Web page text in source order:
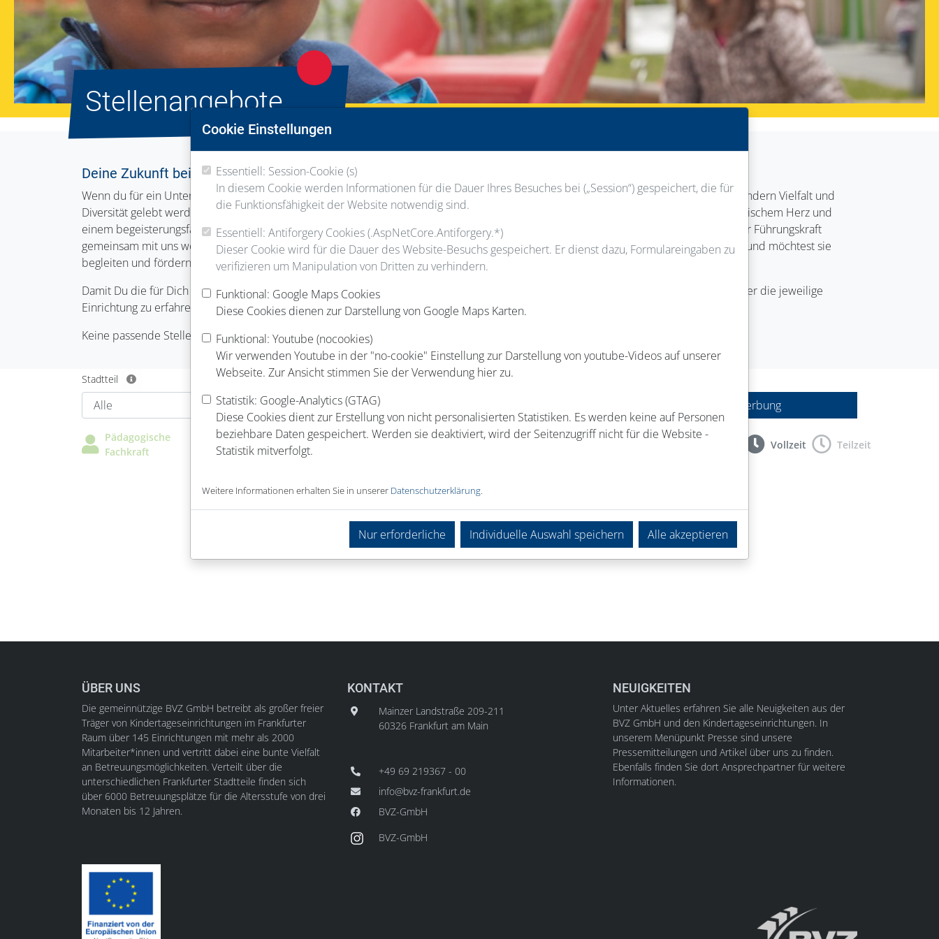
Stellenangebote
Deine Zukunft bei Frankfurts großem freien Kita-Träger!
Wenn du für ein Unternehmen arbeiten willst, bei dem der Mensch im Vordergrund steht, Vielfalt nicht nur eine leere Worthülse ist, sondern Vielfalt und
Diversität gelebt werden, dann bist du bei der BVZ GmbH genau richtig. Wir suchen motivierte, kreative und schlaue Köpfe mit empathischem Herz und
einem begeisterungsfähigen Geist wie dich, die sich mit Neugier, Eigeninitiative und Mut als Berufsanfänger*in, Berufserfahrene*r oder Führungskraft
gemeinsam mit uns weiterentwickeln wollen. Siehst du auch jedes Kind als eine selbstbestimmte und eigenständige Persönlichkeit an und möchtest sie
begleiten und fördern? Dann bist du genau das Puzzleteil, was uns noch gefehlt hat.
Damit Du die für Dich passende(n) Stelle(n) findest, stehen Dir unterschiedliche Such- und Filterfunktionen zur Verfügung. Um mehr über die jeweilige
Einrichtung zu erfahren, klicke einfach auf den Einrichtungsnamen.
Keine passende Stelle gefunden? Kein Problem: Schicke uns gerne Deine Initiativbewerbung.
Stadtteil Einrichtung
Initiativbewerbung
Pädagogische
Fachkraft
Pädagogische
Leitung
Pädagogische
Köchin, Koch,
Ausbildung &
BVZ
Vollzeit Teilzeit
Keine Stellenangebote gefunden!
ÜBER UNS
Die gemeinnützige BVZ GmbH betreibt als großer freier
Träger von Kindertageseinrichtungen im Frankfurter
Raum über 145 Einrichtungen mit mehr als 2000
Mitarbeiter*innen und vertritt dabei eine bunte Vielfalt
an Betreuungsmöglichkeiten. Verteilt über die
unterschiedlichen Frankfurter Stadtteile finden sich
über 6000 Betreuungsplätze für die Altersstufe von drei
Monaten bis 12 Jahren.
KONTAKT
Mainzer Landstraße 209-211
60326 Frankfurt am Main
+49 69 219367 - 00
info@bvz-frankfurt.de
BVZ-GmbH
BVZ-GmbH
NEUIGKEITEN
Unter Aktuelles erfahren Sie alle Neuigkeiten aus der
BVZ GmbH und den Kindertageseinrichtungen. In
unserem Menüpunkt Presse sind unsere
Pressemitteilungen und Artikel über uns zu finden.
Ebenfalls finden Sie dort Ansprechpartner für weitere
Informationen.
Cookie Einstellungen
Essentiell: Session-Cookie (s)
In diesem Cookie werden Informationen für die Dauer Ihres Besuches bei („Session“) gespeichert, die für
die Funktionsfähigkeit der Website notwendig sind.
Essentiell: Antiforgery Cookies (.AspNetCore.Antiforgery.*)
Dieser Cookie wird für die Dauer des Website-Besuchs gespeichert. Er dienst dazu, Formulareingaben zu
verifizieren um Manipulation von Dritten zu verhindern.
Funktional: Google Maps Cookies
Diese Cookies dienen zur Darstellung von Google Maps Karten.
Funktional: Youtube (nocookies)
Wir verwenden Youtube in der "no-cookie" Einstellung zur Darstellung von youtube-Videos auf unserer
Webseite. Zur Ansicht stimmen Sie der Verwendung hier zu.
Statistik: Google-Analytics (GTAG)
Diese Cookies dient zur Erstellung von nicht personalisierten Statistiken. Es werden keine auf Personen
beziehbare Daten gespeichert. Werden sie deaktiviert, wird der Seitenzugriff nicht für die Website -
Statistik mitverfolgt.
Weitere Informationen erhalten Sie in unserer Datenschutzerklärung
Nur erforderliche Individuelle Auswahl speichern Alle akzeptieren